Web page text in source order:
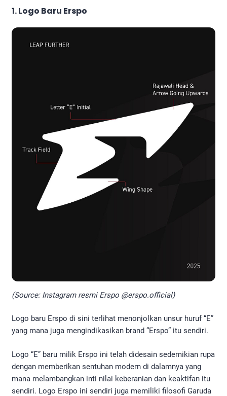
1. Logo Baru Erspo
(Source: Instagram resmi Erspo @erspo.official)
Logo baru Erspo di sini terlihat menonjolkan unsur huruf “E”
yang mana juga mengindikasikan brand “Erspo” itu sendiri.
Logo “E” baru milik Erspo ini telah didesain sedemikian rupa
dengan memberikan sentuhan modern di dalamnya yang
mana melambangkan inti nilai keberanian dan keaktifan itu
sendiri. Logo Erspo ini sendiri juga memiliki filosofi Garuda